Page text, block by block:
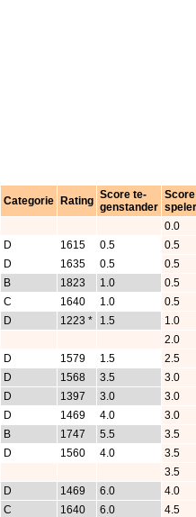
Categorie Rating Score te-
genstander
Score
speler
0.0
D 1615 0.5
0.5
D 1635 0.5
0.5
B 1823 1.0
0.5
C 1640 1.0
0.5
D 1223 * 1.5
1.0
2.0
D 1579 1.5
2.5
D 1568 3.5
3.0
D 1397 3.0
3.0
D 1469 4.0
3.0
B 1747 5.5
3.5
D 1560 4.0
3.5
3.5
D 1469 6.0
4.0
C 1640 6.0
4.5